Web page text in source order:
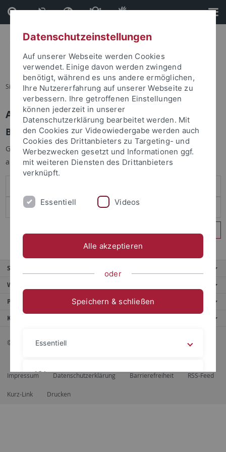
Direkt
zum
Inhalt
Direkt
zur
Fußleiste
Sie sind hier: Startseite
Anmelden
Benutzeranmeldung
Geben Sie Ihren Benutzernamen und Ihr Passwort an um sich
anzumelden:
Service
Weitere Angebote
Portale
Kontaktinfo
© 2026 Eberhard Karls Universität Tübingen, Tübingen
Impressum Datenschutzerklärung Barrierefreiheit RSS-Feed
Kurz-Link Drucken
Datenschutzeinstellungen
Auf unserer Webseite werden Cookies
verwendet. Einige davon werden zwingend
benötigt, während es uns andere ermöglichen,
Ihre Nutzererfahrung auf unserer Webseite zu
verbessern. Ihre getroffenen Einstellungen
können jederzeit in unserer
Datenschutzerklärung bearbeitet werden. Mit
den Cookies zur Videowiedergabe werden auch
Cookies des Drittanbieters zu Targeting- und
Werbezwecken gesetzt und Informationen ggf.
mit weiteren Diensten des Drittanbieters
verknüpft.
Essentiell Videos
Alle akzeptieren
oder
Speichern & schließen
Essentiell
Videos